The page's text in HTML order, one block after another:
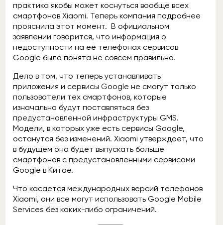
практика якобы может коснуться вообще всех
смартфонов Xiaomi. Теперь компания подробнее
прояснила этот момент. В официальном
заявлении говорится, что информация о
недоступности на её телефонах сервисов
Google была понята не совсем правильно.
Дело в том, что теперь устанавливать
приложения и сервисы Google не смогут только
пользователи тех смартфонов, которые
изначально будут поставляться без
предустановленной инфраструктуры GMS.
Модели, в которых уже есть сервисы Google,
останутся без изменений. Xiaomi утверждает, что
в будущем она будет выпускать больше
смартфонов с предустановленными сервисами
Google в Китае.
Что касается международных версий телефонов
Xiaomi, они все могут использовать Google Mobile
Services без каких-либо ограничений.